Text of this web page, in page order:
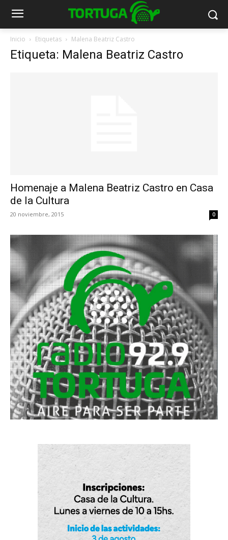
Inicio Etiquetas Malena Beatriz Castro
Etiqueta: Malena Beatriz Castro
Homenaje a Malena Beatriz Castro en Casa
de la Cultura
20 noviembre, 2015 0